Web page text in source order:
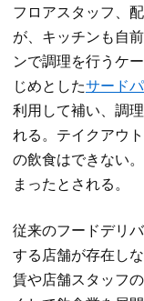
フロアスタッフ、
が、キッチンも自
ンで調理を行うケ
じめとしたサード
利用して補い、調
れる。テイクアウ
の飲食はできない
まったとされる。
従来のフードデリ
する店舗が存在し
賃や店舗スタッフ